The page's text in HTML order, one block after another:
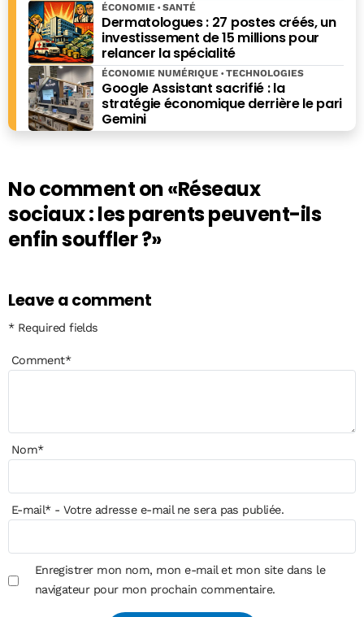
Dermatologues : 27 postes créés, un
investissement de 15 millions pour
relancer la spécialité
ÉCONOMIE SANTÉ
Google Assistant sacrifié : la
stratégie économique derrière le pari
Gemini
ÉCONOMIE NUMÉRIQUE TECHNOLOGIES
No comment on«Réseaux
sociaux : les parents peuvent-ils
enfin souffler ?»
Leave a comment
* Required fields
Comment*
Nom*
E-mail*- Votre adresse e-mail ne sera pas publiée.
Enregistrer mon nom, mon e-mail et mon site dans le
navigateur pour mon prochain commentaire.